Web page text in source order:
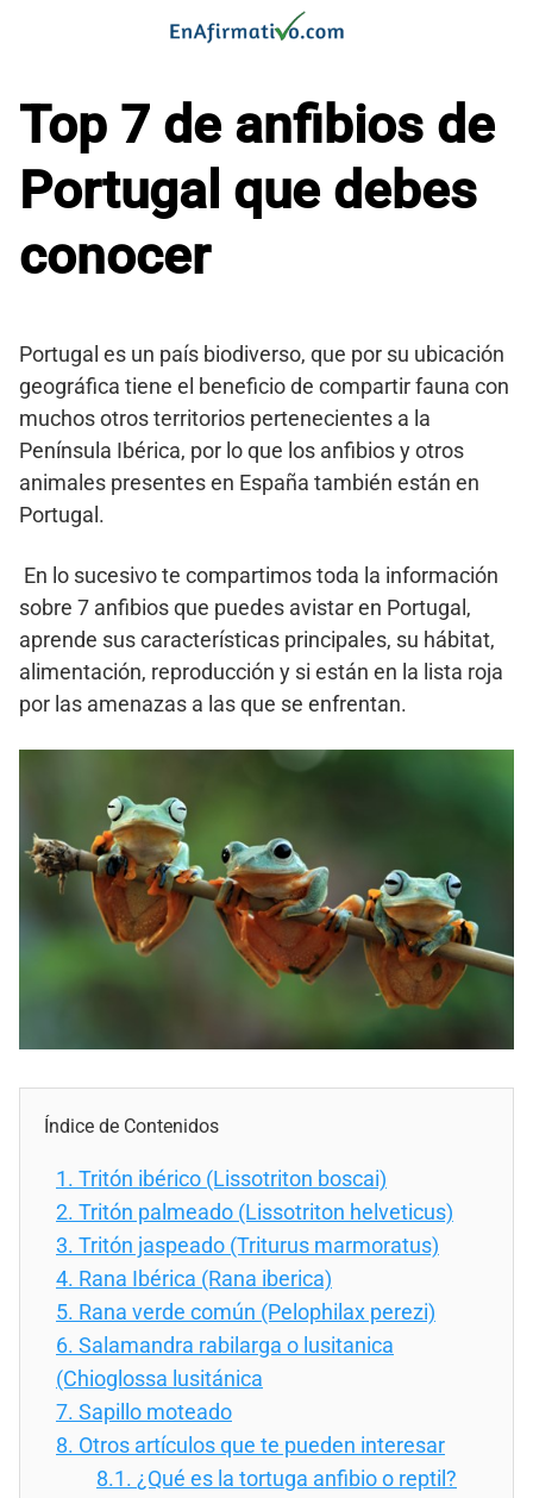
Top 7 de anfibios de
Portugal que debes
conocer
Portugal es un país biodiverso, que por su ubicación
geográfica tiene el beneficio de compartir fauna con
muchos otros territorios pertenecientes a la
Península Ibérica, por lo que los anfibios y otros
animales presentes en España también están en
Portugal.
En lo sucesivo te compartimos toda la información
sobre 7 anfibios que puedes avistar en Portugal,
aprende sus características principales, su hábitat,
alimentación, reproducción y si están en la lista roja
por las amenazas a las que se enfrentan.
Índice de Contenidos
1. Tritón ibérico (Lissotriton boscai)
2. Tritón palmeado (Lissotriton helveticus)
3. Tritón jaspeado (Triturus marmoratus)
4. Rana Ibérica (Rana iberica)
5. Rana verde común (Pelophilax perezi)
6. Salamandra rabilarga o lusitanica
(Chioglossa lusitánica
7. Sapillo moteado
8. Otros artículos que te pueden interesar
8.1. ¿Qué es la tortuga anfibio o reptil?